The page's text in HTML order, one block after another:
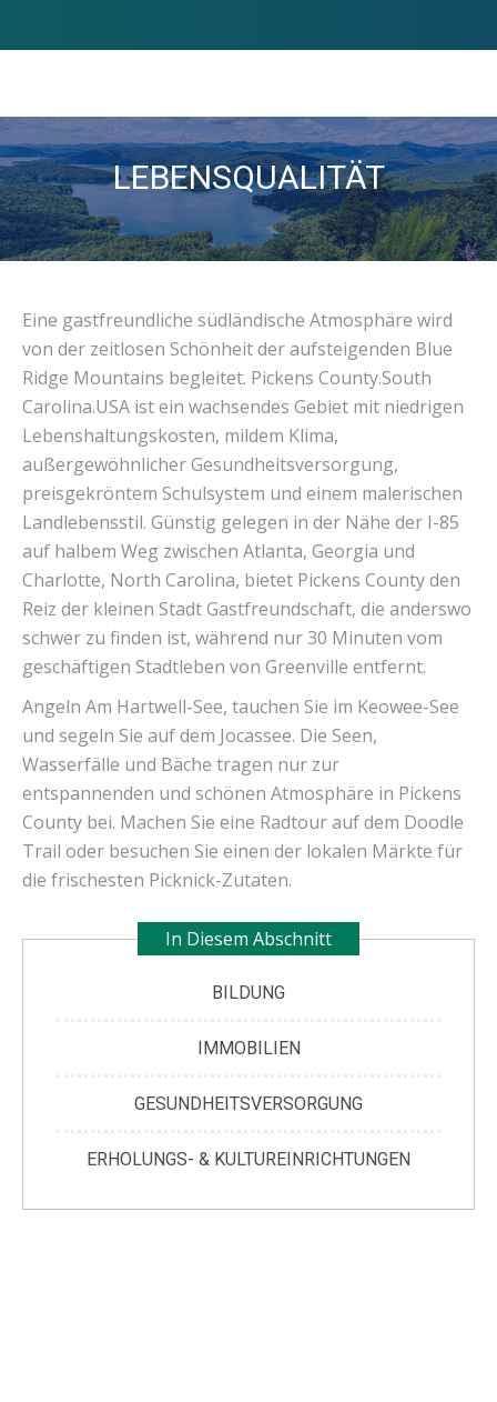
LEBENSQUALITÄT
Sie befinden sich hier:
Eine gastfreundliche südländische Atmosphäre wird
von der zeitlosen Schönheit der aufsteigenden Blue
Ridge Mountains begleitet. Pickens County.South
Carolina.USA ist ein wachsendes Gebiet mit niedrigen
Lebenshaltungskosten, mildem Klima,
außergewöhnlicher Gesundheitsversorgung,
preisgekröntem Schulsystem und einem malerischen
Landlebensstil. Günstig gelegen in der Nähe der I-85
auf halbem Weg zwischen Atlanta, Georgia und
Charlotte, North Carolina, bietet Pickens County den
Reiz der kleinen Stadt Gastfreundschaft, die anderswo
schwer zu finden ist, während nur 30 Minuten vom
geschäftigen Stadtleben von Greenville entfernt.
Angeln Am Hartwell-See, tauchen Sie im Keowee-See
und segeln Sie auf dem Jocassee. Die Seen,
Wasserfälle und Bäche tragen nur zur
entspannenden und schönen Atmosphäre in Pickens
County bei. Machen Sie eine Radtour auf dem Doodle
Trail oder besuchen Sie einen der lokalen Märkte für
die frischesten Picknick-Zutaten.
In Diesem Abschnitt
BILDUNG
IMMOBILIEN
GESUNDHEITSVERSORGUNG
ERHOLUNGS- & KULTUREINRICHTUNGEN